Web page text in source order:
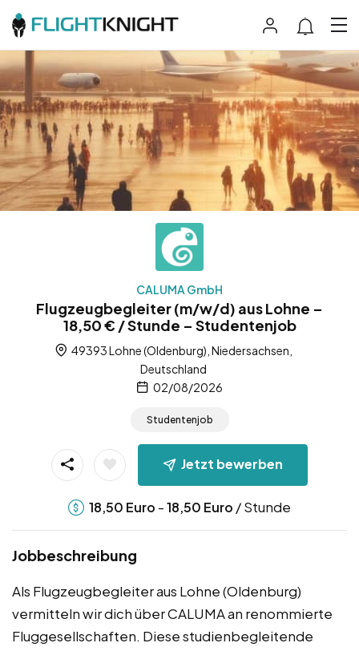
CALUMA GmbH
Flugzeugbegleiter (m/w/d) aus Lohne –
18,50 € / Stunde – Studentenjob
49393 Lohne (Oldenburg), Niedersachsen,
Deutschland
02/08/2026
Studentenjob
Jetzt bewerben
18,50 Euro -18,50 Euro / Stunde
Jobbeschreibung
Als Flugzeugbegleiter aus Lohne (Oldenburg)
vermitteln wir dich über CALUMA an renommierte
Fluggesellschaften. Diese studienbegleitende